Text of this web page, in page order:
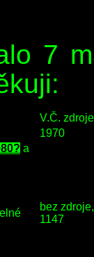
7
V.Č.
1970
a
bez
1147